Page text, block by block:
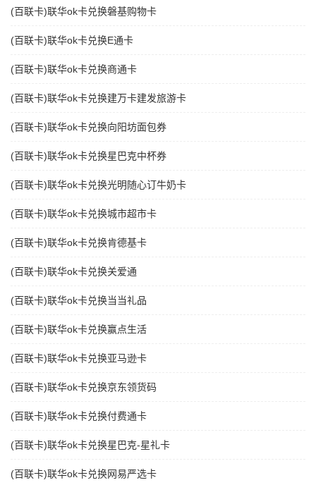
(百联卡)联华ok卡兑换磐基购物卡
(百联卡)联华ok卡兑换E通卡
(百联卡)联华ok卡兑换商通卡
(百联卡)联华ok卡兑换建万卡建发旅游卡
(百联卡)联华ok卡兑换向阳坊面包券
(百联卡)联华ok卡兑换星巴克中杯券
(百联卡)联华ok卡兑换光明随心订牛奶卡
(百联卡)联华ok卡兑换城市超市卡
(百联卡)联华ok卡兑换肯德基卡
(百联卡)联华ok卡兑换关爱通
(百联卡)联华ok卡兑换当当礼品
(百联卡)联华ok卡兑换赢点生活
(百联卡)联华ok卡兑换亚马逊卡
(百联卡)联华ok卡兑换京东领货码
(百联卡)联华ok卡兑换付费通卡
(百联卡)联华ok卡兑换星巴克-星礼卡
(百联卡)联华ok卡兑换网易严选卡